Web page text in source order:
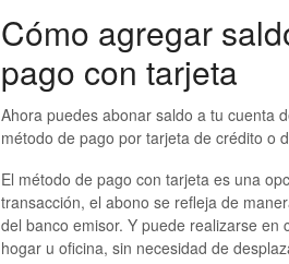
Cómo agregar
pago con tarjeta
Ahora puedes abonar saldo a tu cuenta
método de pago por tarjeta de crédito o
El método de pago con tarjeta es una
transacción, el abono se refleja de
del banco emisor. Y puede realizarse
hogar u oficina, sin necesidad de